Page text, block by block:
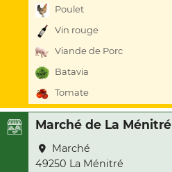
Poulet
Vin rouge
Viande de Porc
Batavia
Tomate
Marché de La Ménitré
Marché
49250 La Ménitré